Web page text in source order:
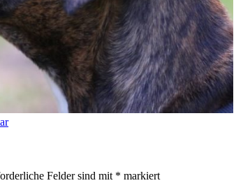
zu
Felder sind mit * markiert